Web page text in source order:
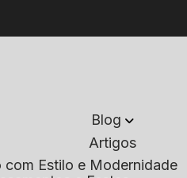
Blog
Artigos
com Estilo e Modernidade